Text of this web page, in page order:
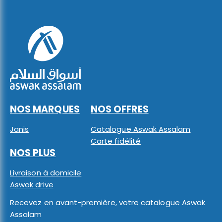
NOS MARQUES
Janis
NOS OFFRES
Catalogue Aswak Assalam
Carte fidélité
NOS PLUS
Livraison à domicile
Aswak drive
Recevez en avant-première, votre catalogue Aswak
Assalam